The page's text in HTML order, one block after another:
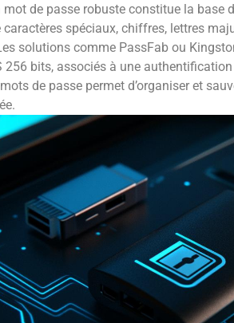
mot de passe robuste constitue la base
spéciaux, chiffres, lettres
solutions comme PassFab ou
bits, associés à une authentification
de passe permet d’organiser et